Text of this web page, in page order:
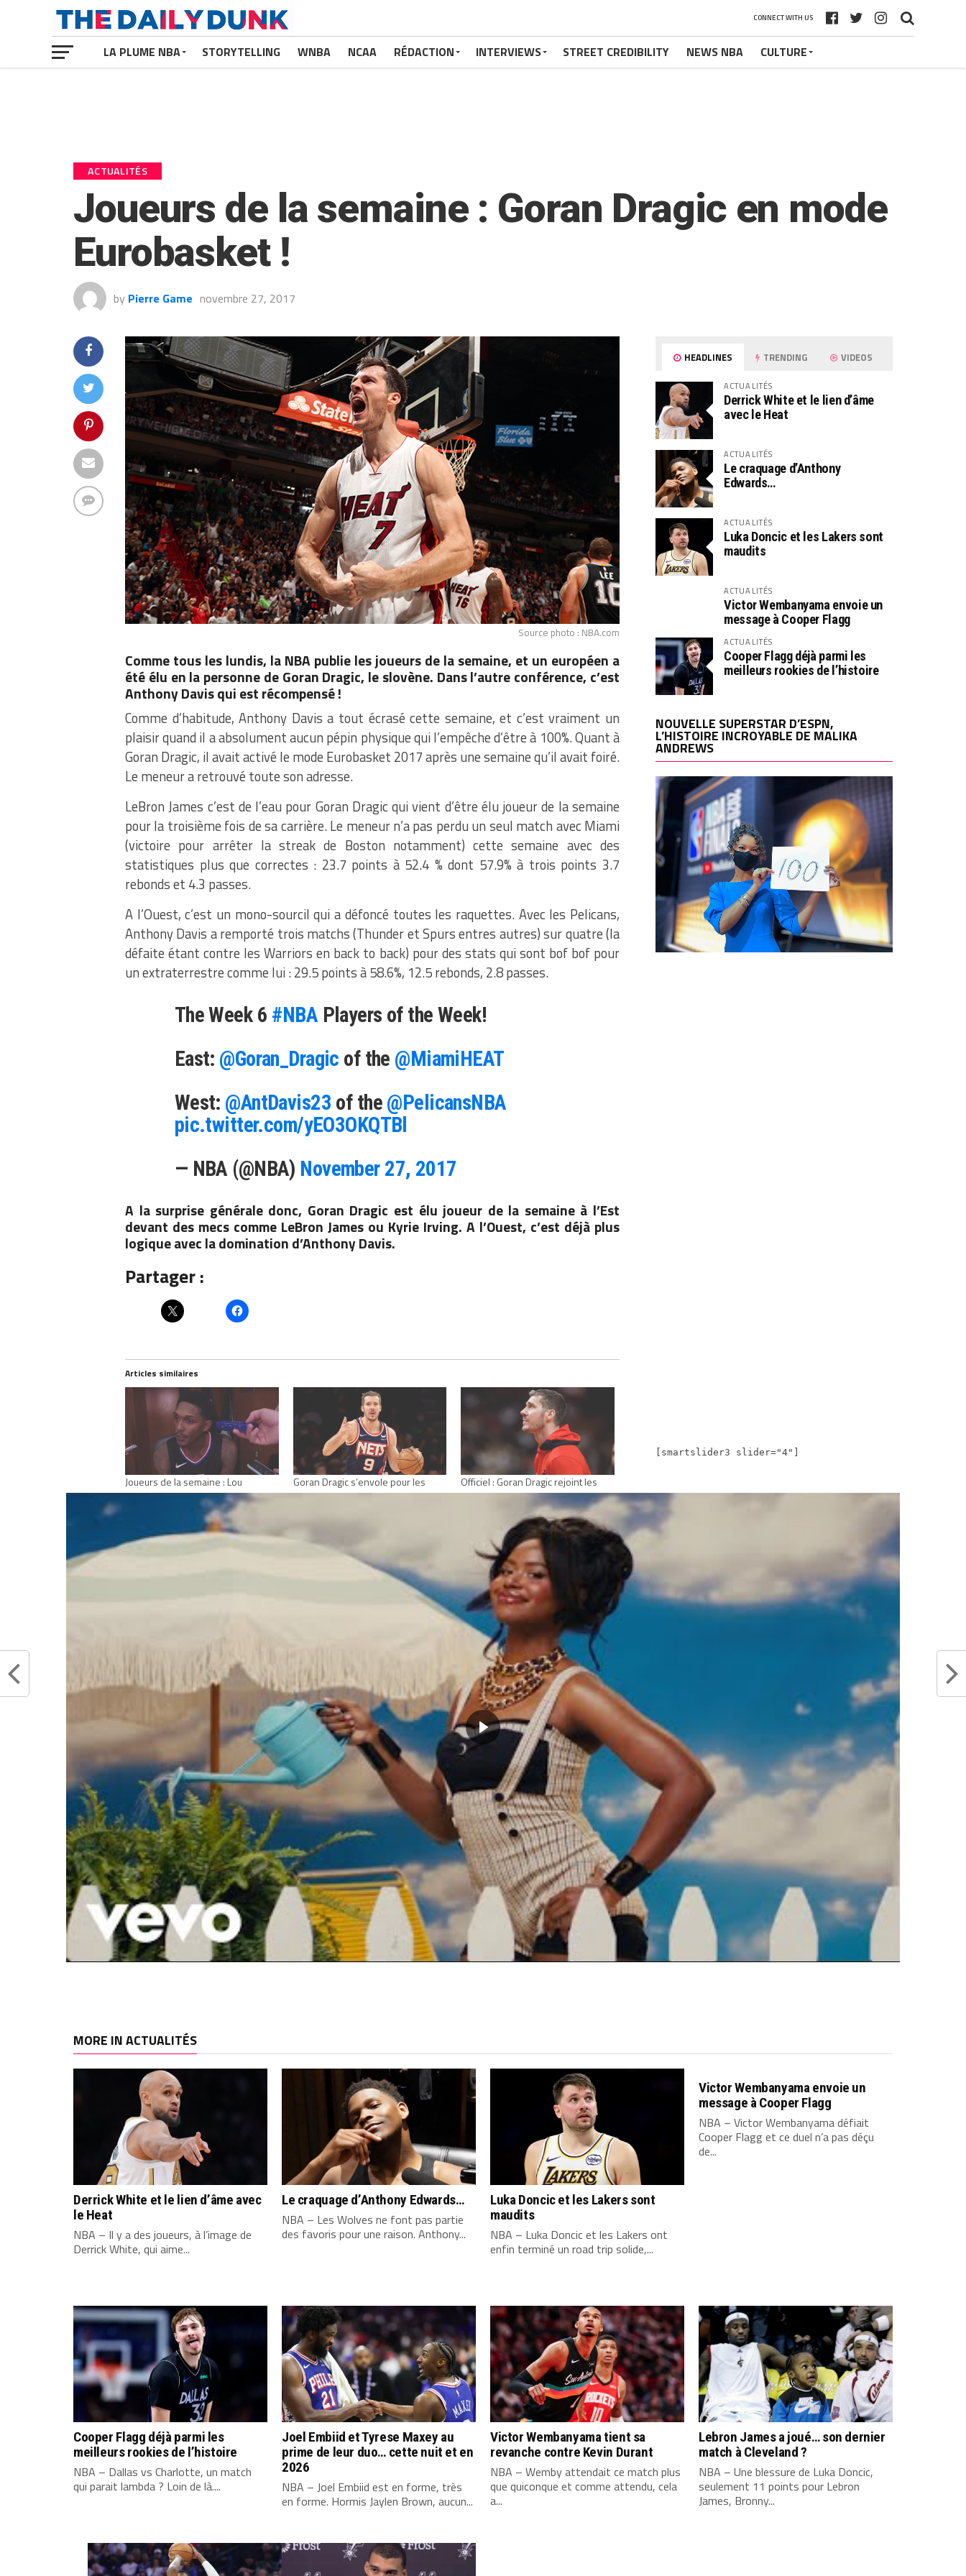
CONNECT WITH US
LA PLUME NBA STORYTELLING WNBA NCAA RÉDACTION INTERVIEWS STREET CREDIBILITY NEWS NBA CULTURE
ACTUALITÉS
Joueurs de la semaine : Goran Dragic en mode
Eurobasket !
by Pierre Game novembre 27, 2017
Source photo : NBA.com
Comme tous les lundis, la NBA publie les joueurs de la semaine, et un européen a
été élu en la personne de Goran Dragic, le slovène. Dans l’autre conférence, c’est
Anthony Davis qui est récompensé !
Comme d’habitude, Anthony Davis a tout écrasé cette semaine, et c’est vraiment un
plaisir quand il a absolument aucun pépin physique qui l’empêche d’être à 100%. Quant à
Goran Dragic, il avait activé le mode Eurobasket 2017 après une semaine qu’il avait foiré.
Le meneur a retrouvé toute son adresse.
LeBron James c’est de l’eau pour Goran Dragic qui vient d’être élu joueur de la semaine
pour la troisième fois de sa carrière. Le meneur n’a pas perdu un seul match avec Miami
(victoire pour arrêter la streak de Boston notamment) cette semaine avec des
statistiques plus que correctes : 23.7 points à 52.4 % dont 57.9% à trois points 3.7
rebonds et 4.3 passes.
A l’Ouest, c’est un mono-sourcil qui a défoncé toutes les raquettes. Avec les Pelicans,
Anthony Davis a remporté trois matchs (Thunder et Spurs entres autres) sur quatre (la
défaite étant contre les Warriors en back to back) pour des stats qui sont bof bof pour
un extraterrestre comme lui : 29.5 points à 58.6%, 12.5 rebonds, 2.8 passes.
The Week 6 #NBA Players of the Week!
East: @Goran_Dragic of the @MiamiHEAT
West: @AntDavis23 of the @PelicansNBA
pic.twitter.com/yEO3OKQTBl
— NBA (@NBA) November 27, 2017
A la surprise générale donc, Goran Dragic est élu joueur de la semaine à l’Est
devant des mecs comme LeBron James ou Kyrie Irving. A l’Ouest, c’est déjà plus
logique avec la domination d’Anthony Davis.
Partager :
Articles similaires
Joueurs de la semaine : Lou
Williams redescend quand de sa
Dans "Actualités"
Goran Dragic s’envole pour les
Chicago afin d’aider Lonzo Ball
Officiel : Goran Dragic rejoint les
Spurs, en échange de Thaddeus
février 10, 2022
Dans "Actualités"
MIAMI HEAT NBA NEW ORLEANS PELICANS
HEADLINES TRENDING VIDEOS
ACTUALITÉS
Derrick White et le lien d’âme
avec le Heat
ACTUALITÉS
Le craquage d’Anthony
Edwards…
ACTUALITÉS
Luka Doncic et les Lakers sont
maudits
ACTUALITÉS
Victor Wembanyama envoie un
message à Cooper Flagg
ACTUALITÉS
Cooper Flagg déjà parmi les
meilleurs rookies de l’histoire
NOUVELLE SUPERSTAR D’ESPN,
L’HISTOIRE INCROYABLE DE MALIKA
ANDREWS
[smartslider3 slider="4"]
MORE IN ACTUALITÉS
Derrick White et le lien d’âme avec
le Heat
NBA – Il y a des joueurs, à l’image de
Derrick White, qui aime...
Le craquage d’Anthony Edwards…
NBA – Les Wolves ne font pas partie
des favoris pour une raison. Anthony...
Luka Doncic et les Lakers sont
maudits
NBA – Luka Doncic et les Lakers ont
enfin terminé un road trip solide,...
Victor Wembanyama envoie un
message à Cooper Flagg
NBA – Victor Wembanyama défiait
Cooper Flagg et ce duel n’a pas déçu
de...
Cooper Flagg déjà parmi les
meilleurs rookies de l’histoire
NBA – Dallas vs Charlotte, un match
qui parait lambda ? Loin de là....
Joel Embiid et Tyrese Maxey au
prime de leur duo… cette nuit et en
2026
NBA – Joel Embiid est en forme, très
en forme. Hormis Jaylen Brown, aucun...
Victor Wembanyama tient sa
revanche contre Kevin Durant
NBA – Wemby attendait ce match plus
que quiconque et comme attendu, cela
a...
Lebron James a joué… son dernier
match à Cleveland ?
NBA – Une blessure de Luka Doncic,
seulement 11 points pour Lebron
James, Bronny...